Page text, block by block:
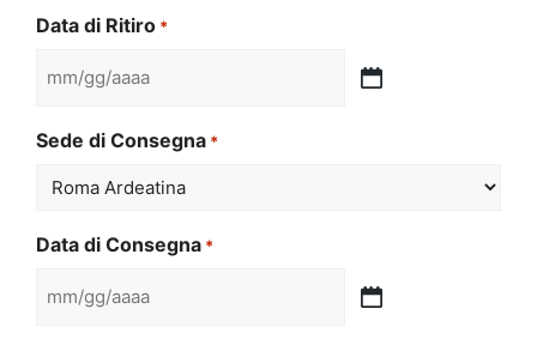
Data di Ritiro *
MM
GG
slash
Sede di Consegna *
Data di Consegna *
MM